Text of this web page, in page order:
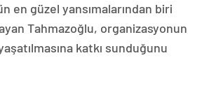
en güzel yansımalarından biri
Tahmazoğlu, organizasyonun
katkı sunduğunu